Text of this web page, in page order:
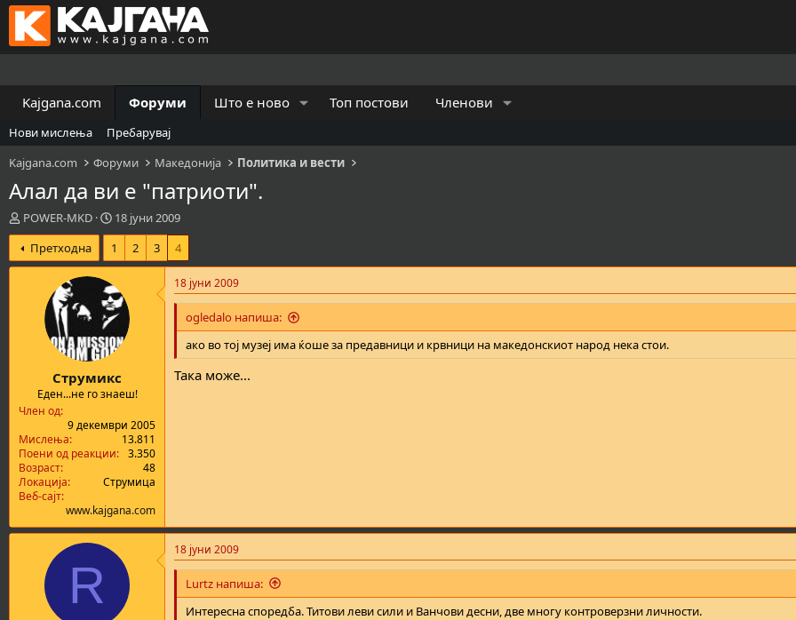
Kajgana.com Форуми Што е ново Топ постови Членови
Нови мислења
Пребарувај
Kajgana.com
Форуми Македонија Политика и вести
Алал да ви е "патриоти".
К
р
е
а
а
а
POWER-MKD
В
р
е
м
н
а
з
а
о
ч
у
а
е
18 јуни 2009
Претходна
1 2 3 4
Струмикс
Еден...не го знаеш!
Член од
9 декември 2005
Мислења
13.811
Поени од реакции
3.350
Возраст
48
Локација
Струмица
Веб-сајт
www.kajgana.com
18 јуни 2009
ogledalo напиша:
ако во тој музеј има ќоше за предавници и крвници на македонскиот народ нека стои.
Така може...
R
18 јуни 2009
Lurtz напиша:
Интересна споредба. Титови леви сили и Ванчови десни, две многу контроверзни личности.